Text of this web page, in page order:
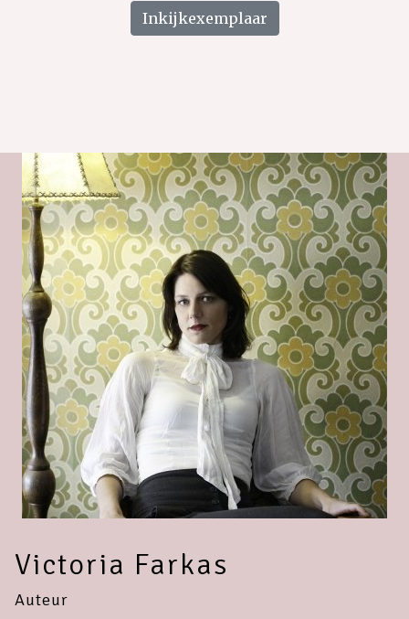
Inkijkexemplaar
Victoria Farkas
Auteur